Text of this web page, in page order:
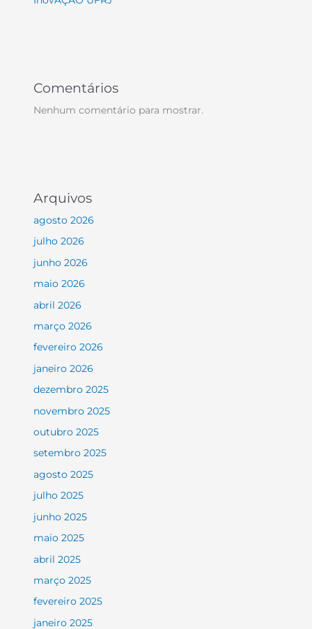
Comentários
Nenhum comentário para mostrar.
Arquivos
agosto 2026
julho 2026
junho 2026
maio 2026
abril 2026
março 2026
fevereiro 2026
janeiro 2026
dezembro 2025
novembro 2025
outubro 2025
setembro 2025
agosto 2025
julho 2025
junho 2025
maio 2025
abril 2025
março 2025
fevereiro 2025
janeiro 2025